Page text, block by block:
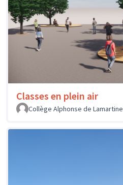
Classes en plein air
Collège Alphonse de Lamartine